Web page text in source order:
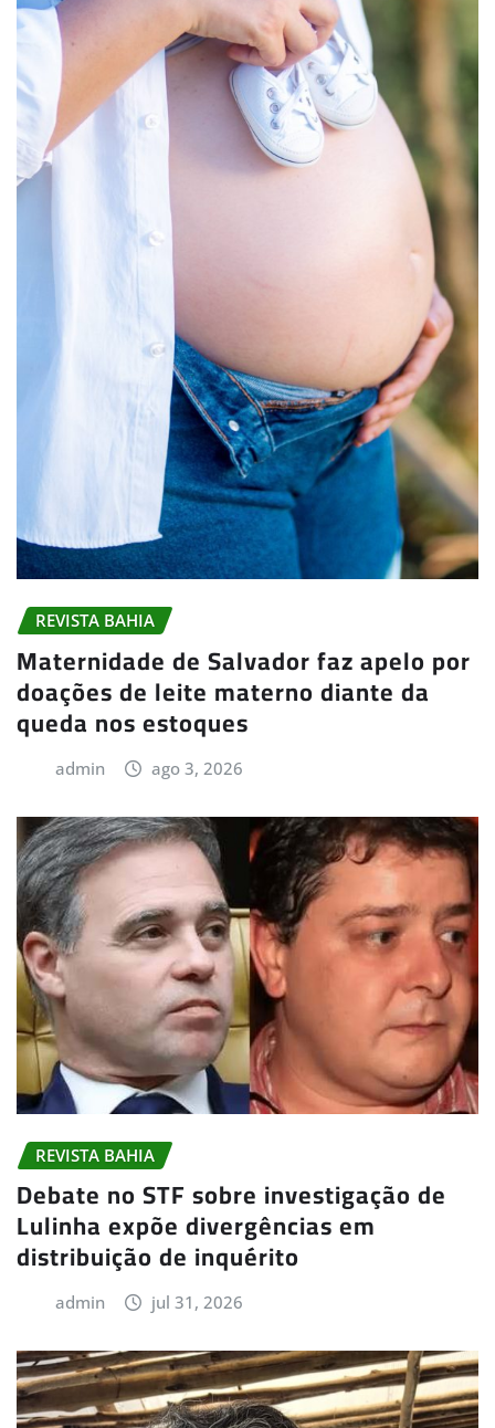
REVISTA BAHIA
Maternidade de Salvador faz apelo por
doações de leite materno diante da
queda nos estoques
admin ago 3, 2026
REVISTA BAHIA
Debate no STF sobre investigação de
Lulinha expõe divergências em
distribuição de inquérito
admin jul 31, 2026